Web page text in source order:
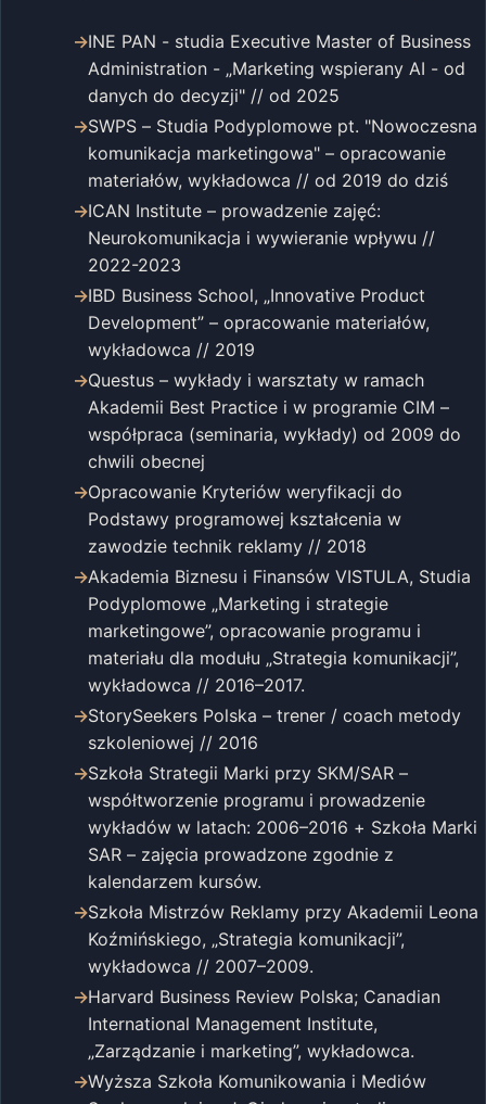
INE PAN - studia Executive Master of Business
Administration - „Marketing wspierany AI - od
danych do decyzji" // od 2025
SWPS – Studia Podyplomowe pt. "Nowoczesna
komunikacja marketingowa" – opracowanie
materiałów, wykładowca // od 2019 do dziś
ICAN Institute – prowadzenie zajęć:
Neurokomunikacja i wywieranie wpływu //
2022-2023
IBD Business School, „Innovative Product
Development” – opracowanie materiałów,
wykładowca // 2019
Questus – wykłady i warsztaty w ramach
Akademii Best Practice i w programie CIM –
współpraca (seminaria, wykłady) od 2009 do
chwili obecnej
Opracowanie Kryteriów weryfikacji do
Podstawy programowej kształcenia w
zawodzie technik reklamy // 2018
Akademia Biznesu i Finansów VISTULA, Studia
Podyplomowe „Marketing i strategie
marketingowe”, opracowanie programu i
materiału dla modułu „Strategia komunikacji”,
wykładowca // 2016–2017.
StorySeekers Polska – trener / coach metody
szkoleniowej // 2016
Szkoła Strategii Marki przy SKM/SAR –
współtworzenie programu i prowadzenie
wykładów w latach: 2006–2016 + Szkoła Marki
SAR – zajęcia prowadzone zgodnie z
kalendarzem kursów.
Szkoła Mistrzów Reklamy przy Akademii Leona
Koźmińskiego, „Strategia komunikacji”,
wykładowca // 2007–2009.
Harvard Business Review Polska; Canadian
International Management Institute,
„Zarządzanie i marketing”, wykładowca.
Wyższa Szkoła Komunikowania i Mediów